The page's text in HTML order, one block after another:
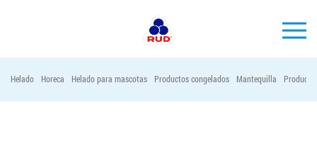
Helado Horeca Helado para mascotas Productos congelados Mantequilla